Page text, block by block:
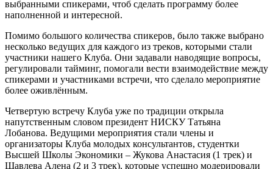
выбранными спикерами, чтоб сделать программу более
наполненной и интересной.
Помимо большого количества спикеров, было также выбрано
несколько ведущих для каждого из треков, которыми стали
участники нашего Клуба. Они задавали наводящие вопросы,
регулировали тайминг, помогали вести взаимодействие между
спикерами и участниками встречи, что сделало мероприятие
более оживлённым.
Четвертую встречу Клуба уже по традиции открыла
напутственным словом президент НИСКУ Татьяна
Лобанова. Ведущими мероприятия стали члены и
организаторы Клуба молодых консультантов, студентки
Высшей Школы Экономики – Жукова Анастасия (1 трек) и
Щавлева Алена (2 и 3 трек), которые успешно модерировали